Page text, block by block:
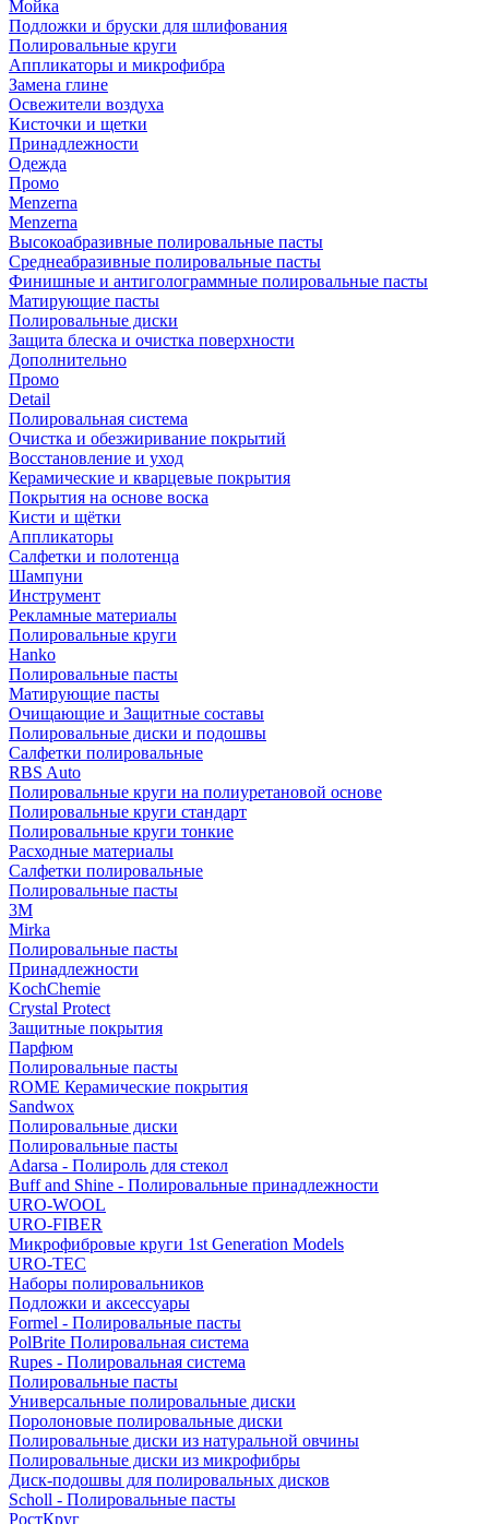
Мойка
Подложки и бруски для шлифования
Полировальные круги
Аппликаторы и микрофибра
Замена глине
Освежители воздуха
Кисточки и щетки
Принадлежности
Одежда
Промо
Menzerna
Menzerna
Высокоабразивные полировальные пасты
Среднеабразивные полировальные пасты
Финишные и антиголограммные полировальные пасты
Матирующие пасты
Полировальные диски
Защита блеска и очистка поверхности
Дополнительно
Промо
Detail
Полировальная система
Очистка и обезжиривание покрытий
Восстановление и уход
Керамические и кварцевые покрытия
Покрытия на основе воска
Кисти и щётки
Аппликаторы
Салфетки и полотенца
Шампуни
Инструмент
Рекламные материалы
Полировальные круги
Hanko
Полировальные пасты
Матирующие пасты
Очищающие и Защитные составы
Полировальные диски и подошвы
Салфетки полировальные
RBS Auto
Полировальные круги на полиуретановой основе
Полировальные круги стандарт
Полировальные круги тонкие
Расходные материалы
Салфетки полировальные
Полировальные пасты
3М
Mirka
Полировальные пасты
Принадлежности
KochChemie
Crystal Protect
Защитные покрытия
Парфюм
Полировальные пасты
ROME Керамические покрытия
Sandwox
Полировальные диски
Полировальные пасты
Adarsa - Полироль для стекол
Buff and Shine - Полировальные принадлежности
URO-WOOL
URO-FIBER
Микрофибровые круги 1st Generation Models
URO-TEC
Наборы полировальников
Подложки и аксессуары
Formel - Полировальные пасты
PolBrite Полировальная система
Rupes - Полировальная система
Полировальные пасты
Универсальные полировальные диски
Поролоновые полировальные диски
Полировальные диски из натуральной овчины
Полировальные диски из микрофибры
Диск-подошвы для полировальных дисков
Scholl - Полировальные пасты
РостКруг